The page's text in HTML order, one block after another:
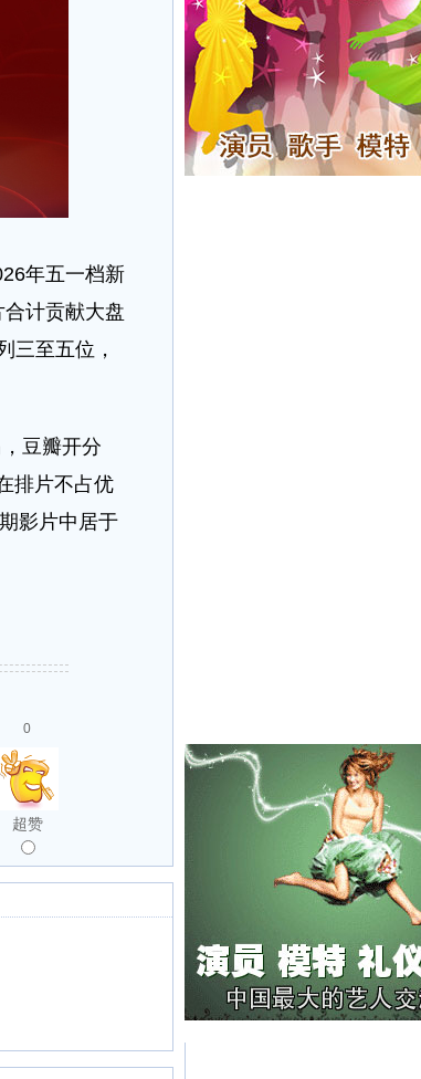
年五一档新
计贡献大盘
三至五位，
豆瓣开分
排片不占优
影片中居于
0
超赞